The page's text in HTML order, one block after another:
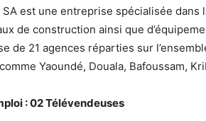
SA est une entreprise spécialisée
de construction ainsi que
de 21 agences réparties sur
Yaoundé, Douala, Bafoussam,
: 02 Télévendeuses